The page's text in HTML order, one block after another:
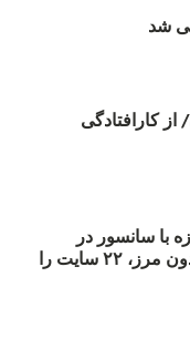
شد
کارافتادگی
با سانسور در
اینترنت: #آزادی هم‌آیند گزارشگران‌ بدون مرز، ۲۲ سایت را